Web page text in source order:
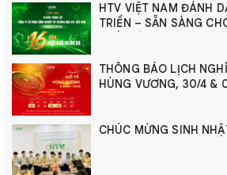
HTV VIỆT NAM ĐÁNH
TRIỂN – SẴN SÀNG
THÔNG BÁO LỊCH
HÙNG VƯƠNG, 30/4 &
CHÚC MỪNG SINH